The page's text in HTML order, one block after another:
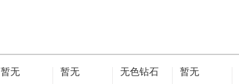
暂无 暂无 无色钻石 暂无